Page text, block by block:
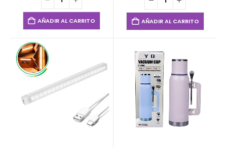
AÑADIR AL CARRITO AÑADIR AL CARRITO